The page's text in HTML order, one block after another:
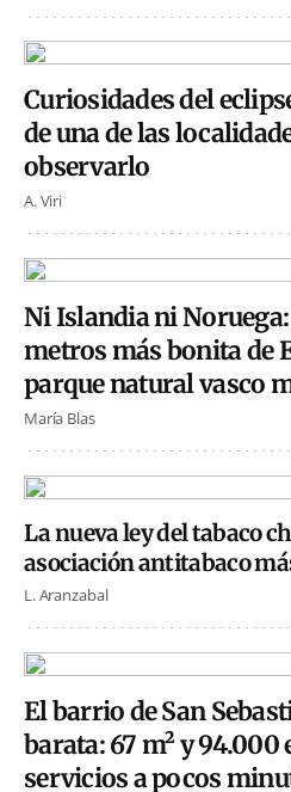
Curiosidades del
de una de las
observarlo
A. Viri
Ni Islandia ni Noruega:
metros más bonita de
parque natural vasco
María Blas
La nueva ley del tabaco
asociación antitabaco
L. Aranzabal
El barrio de San
barata: 67 m² y
servicios a pocos